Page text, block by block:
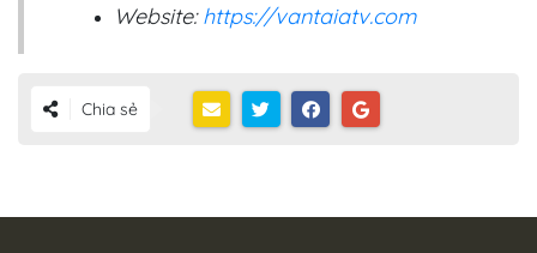
Website:https://vantaiatv.com
Chia sẻ